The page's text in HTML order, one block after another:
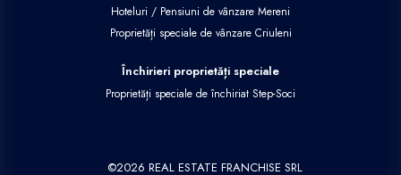
Hoteluri / Pensiuni de vânzare Mereni
Proprietăți speciale de vânzare Criuleni
Închirieri proprietăți speciale
Proprietăți speciale de închiriat Step-Soci
©2026 REAL ESTATE FRANCHISE SRL